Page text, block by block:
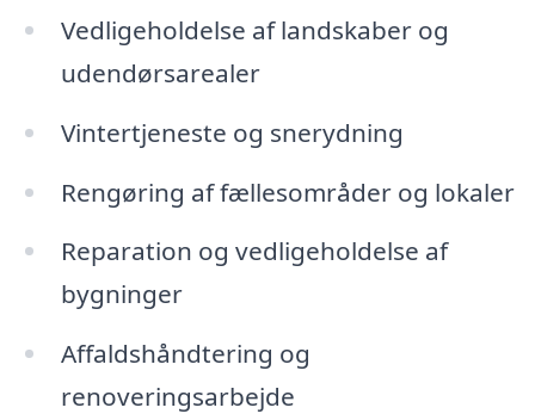
Vedligeholdelse af landskaber og
udendørsarealer
Vintertjeneste og snerydning
Rengøring af fællesområder og lokaler
Reparation og vedligeholdelse af
bygninger
Affaldshåndtering og
renoveringsarbejde